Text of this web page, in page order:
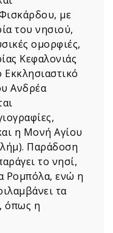
με
του νησιού,
ομορφιές,
Κεφαλονιάς
Εκκλησιαστικό
Ανδρέα
η Μονή Αγίου
Παράδοση
το νησί,
Ρομπόλα, ενώ η
τα
όπως η